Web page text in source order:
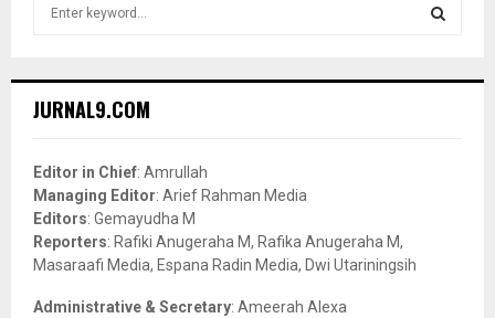
h
o
r
:
JURNAL9.COM
Editor in Chief: Amrullah
Managing Editor: Arief Rahman Media
Editors: Gemayudha M
Reporters: Rafiki Anugeraha M, Rafika Anugeraha M,
Masaraafi Media, Espana Radin Media, Dwi Utariningsih
Administrative & Secretary: Ameerah Alexa